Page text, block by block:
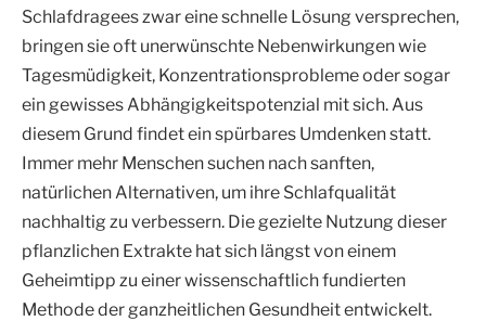
Schlafdragees zwar eine schnelle Lösung versprechen,
bringen sie oft unerwünschte Nebenwirkungen wie
Tagesmüdigkeit, Konzentrationsprobleme oder sogar
ein gewisses Abhängigkeitspotenzial mit sich. Aus
diesem Grund findet ein spürbares Umdenken statt.
Immer mehr Menschen suchen nach sanften,
natürlichen Alternativen, um ihre Schlafqualität
nachhaltig zu verbessern. Die gezielte Nutzung dieser
pflanzlichen Extrakte hat sich längst von einem
Geheimtipp zu einer wissenschaftlich fundierten
Methode der ganzheitlichen Gesundheit entwickelt.